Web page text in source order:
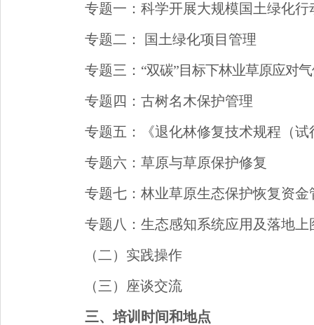
专题一：科学开展大规模国土绿化行
专题二： 国土绿化项目管理
专题三： “双碳”目标下林业草原应对
专题四：古树名木保护管理
专题五：《退化林修复技术规程（试
专题六：草原与草原保护修复
专题七：林业草原生态保护恢复资
专题八：生态感知系统应用及落地上
（二）实践操作
（三）座谈交流
三、培训时间和地点